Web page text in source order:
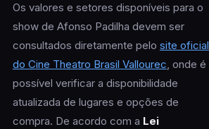
Os valores e setores disponíveis para o
show de Afonso Padilha devem ser
consultados diretamente pelo site oficial
do Cine Theatro Brasil Vallourec, onde é
possível verificar a disponibilidade
atualizada de lugares e opções de
compra. De acordo com a Lei